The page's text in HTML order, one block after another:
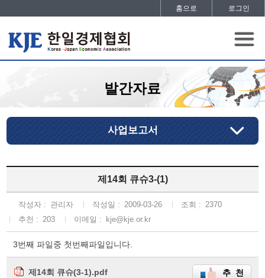
홈으로 로그인
발간자료
사업보고서
제14회 큐슈3-(1)
작성자 : 관리자 작성일 : 2009-03-26 조회 : 2370
추천 : 203 이메일 : kje@kje.or.kr
3번째 파일중 첫번째파일입니다.
제14회 큐슈(3-1).pdf 추 천